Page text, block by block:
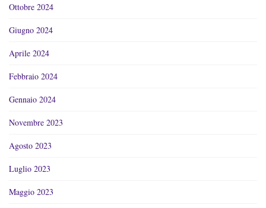
Ottobre 2024
Giugno 2024
Aprile 2024
Febbraio 2024
Gennaio 2024
Novembre 2023
Agosto 2023
Luglio 2023
Maggio 2023